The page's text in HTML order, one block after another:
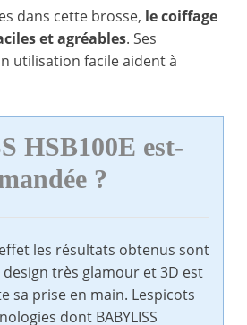
dans cette brosse, le coiffage
et agréables. Ses
utilisation facile aident à
HSB100E est-
?
effet les résultats obtenus sont
design très glamour et 3D est
sa prise en main. Lespicots
dont BABYLISS